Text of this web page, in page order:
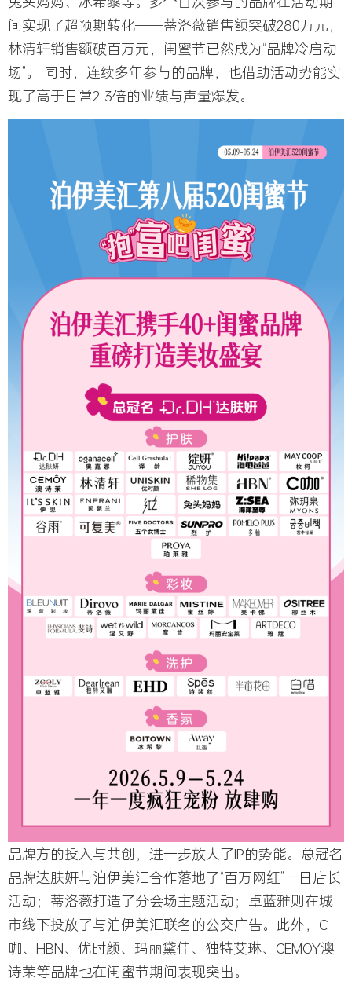
间实现了超预期转化——蒂洛薇销售额突破280万元，
林清轩销售额破百万元，闺蜜节已然成为“品牌冷启动
场”。 同时， 连续多年参与的品牌，也借助活动势能实
现了高于日常2-3倍的业绩与声量爆发。
品牌方的投入与共创，进一步放大了IP的势能。总冠名
品牌达肤妍与泊伊美汇合作落地了“百万网红”一日店长
活动；蒂洛薇打造了分会场主题活动；卓蓝雅则在城
市线下投放了与泊伊美汇联名的公交广告。此外，C
咖、HBN、优时颜、玛丽黛佳、独特艾琳、CEMOY澳
诗茉等品牌也在闺蜜节期间表现突出。